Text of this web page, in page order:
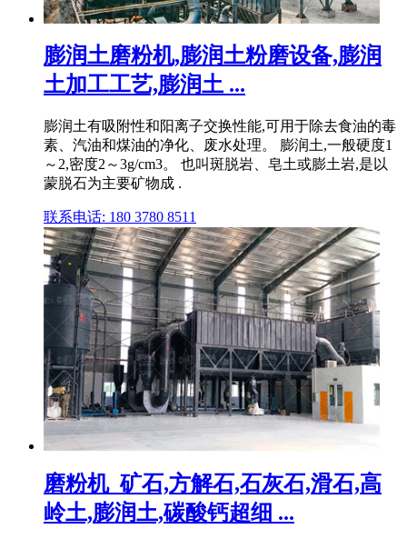
膨润土磨粉机,膨润土粉磨设备,膨润
土加工工艺,膨润土 ...
膨润土有吸附性和阳离子交换性能,可用于除去食油的毒
素、汽油和煤油的净化、废水处理。 膨润土,一般硬度1
～2,密度2～3g/cm3。 也叫斑脱岩、皂土或膨土岩,是以
蒙脱石为主要矿物成 .
联系电话: 180 3780 8511
磨粉机_矿石,方解石,石灰石,滑石,高
岭土,膨润土,碳酸钙超细 ...